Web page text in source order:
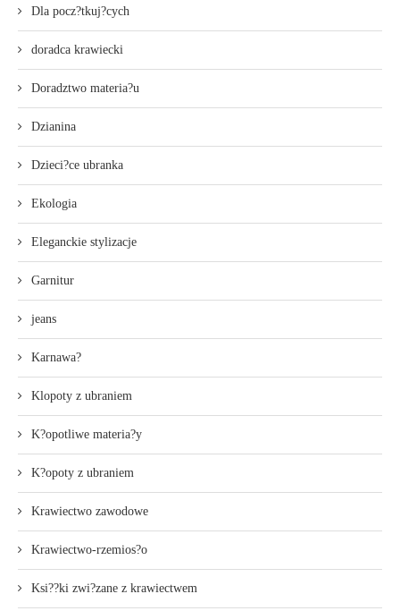
Dla pocz?tkuj?cych
doradca krawiecki
Doradztwo materia?u
Dzianina
Dzieci?ce ubranka
Ekologia
Eleganckie stylizacje
Garnitur
jeans
Karnawa?
Klopoty z ubraniem
K?opotliwe materia?y
K?opoty z ubraniem
Krawiectwo zawodowe
Krawiectwo-rzemios?o
Ksi??ki zwi?zane z krawiectwem